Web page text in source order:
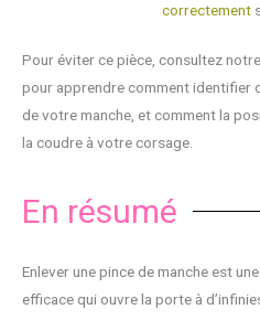
correctement
Pour éviter ce pièce, consultez
pour apprendre comment identifier
de votre manche, et comment la
la coudre à votre corsage.
En résumé
Enlever une pince de manche est
efficace qui ouvre la porte à